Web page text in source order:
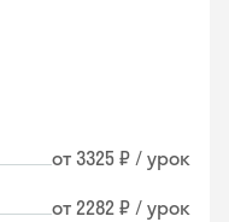
от 3325 ₽ / урок
от 2282 ₽ / урок